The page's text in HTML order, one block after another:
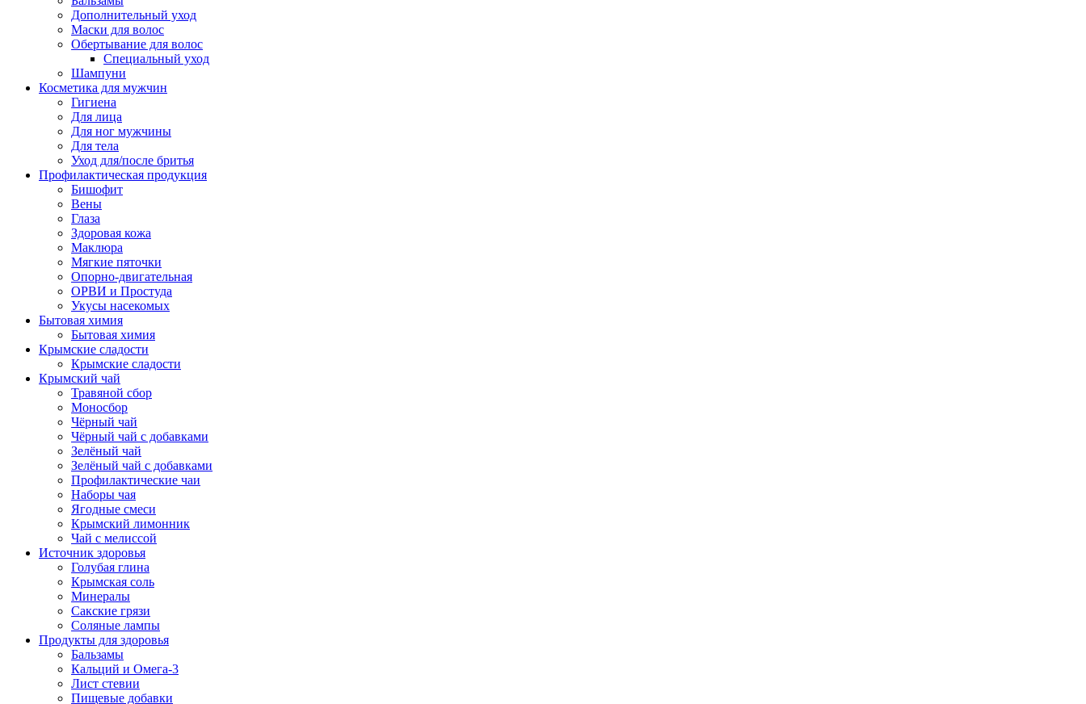
Дополнительный уход
Маски для волос
Обертывание для волос
Специальный уход
Шампуни
Косметика для мужчин
Гигиена
Для лица
Для ног мужчины
Для тела
Уход для/после бритья
Профилактическая продукция
Бишофит
Вены
Глаза
Здоровая кожа
Маклюра
Мягкие пяточки
Опорно-двигательная
ОРВИ и Простуда
Укусы насекомых
Бытовая химия
Бытовая химия
Крымские сладости
Крымские сладости
Крымский чай
Травяной сбор
Моносбор
Чёрный чай
Чёрный чай с добавками
Зелёный чай
Зелёный чай с добавками
Профилактические чаи
Наборы чая
Ягодные смеси
Крымский лимонник
Чай с мелиссой
Источник здоровья
Голубая глина
Крымская соль
Минералы
Сакские грязи
Соляные лампы
Продукты для здоровья
Бальзамы
Кальций и Омега-3
Лист стевии
Пищевые добавки